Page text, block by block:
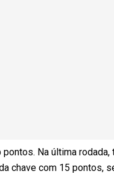
Na última
chave com 15 pontos,